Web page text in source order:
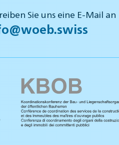
Sie uns eine E-Mail an